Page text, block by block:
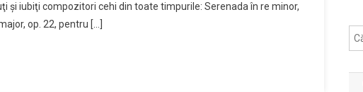
şi iubiţi compozitori cehi din toate timpurile: Serenada în re minor,
op. 22, pentru […]